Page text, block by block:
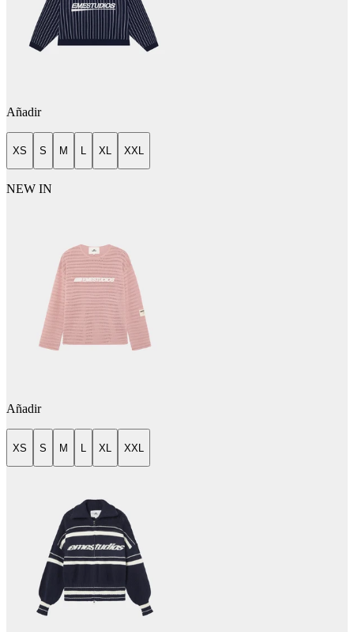
Añadir
XS S M L XL XXL
NEW IN
Añadir
XS S M XL XXL